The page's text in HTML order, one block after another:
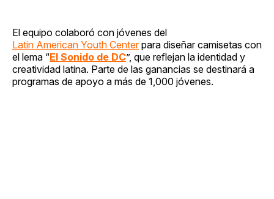
El equipo colaboró con jóvenes del
Latin American Youth Centerpara diseñar camisetas con
el lema “El Sonido de DC”, que reflejan la identidad y
creatividad latina. Parte de las ganancias se destinará a
programas de apoyo a más de 1,000 jóvenes.